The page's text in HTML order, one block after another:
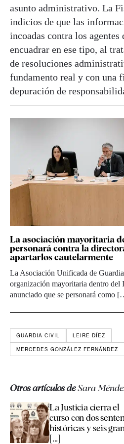
asunto administrativo. La
indicios de que las
incoadas contra los
encuadrar en ese tipo, al
de resoluciones
fundamento real y con una
depuración de
La asociación mayoritaria
personará contra la
apartarlos cautelarmente
La Asociación Unificada de
organización mayoritaria dentro del
anunciado que se personará como
GUARDIA CIVIL
LEIRE DÍEZ
MERCEDES GONZÁLEZ FERNÁNDEZ
Otros artículos deSara
La Justicia cierra el
curso con dos
históricas y seis
[...]